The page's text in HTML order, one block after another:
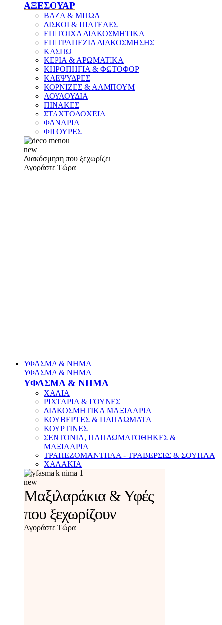
ΑΞΕΣΟΥΑΡ
ΒΑΖΑ & ΜΠΩΛ
ΔΙΣΚΟΙ & ΠΙΑΤΕΛΕΣ
ΕΠΙΤΟΙΧΑ ΔΙΑΚΟΣΜΗΤΙΚΑ
ΕΠΙΤΡΑΠΕΖΙΑ ΔΙΑΚΟΣΜΗΣΗΣ
ΚΑΣΠΩ
ΚΕΡΙΑ & ΑΡΩΜΑΤΙΚΑ
ΚΗΡΟΠΗΓΙΑ & ΦΩΤΟΦΟΡ
ΚΛΕΨΥΔΡΕΣ
ΚΟΡΝΙΖΕΣ & ΑΛΜΠΟΥΜ
ΛΟΥΛΟΥΔΙΑ
ΠΙΝΑΚΕΣ
ΣΤΑΧΤΟΔΟΧΕΙΑ
ΦΑΝΑΡΙΑ
ΦΙΓΟΥΡΕΣ
new
Διακόσμηση που ξεχωρίζει
Αγοράστε Τώρα
ΥΦΑΣΜΑ & ΝΗΜΑ
ΥΦΑΣΜΑ & ΝΗΜΑ
ΥΦΑΣΜΑ & ΝΗΜΑ
ΧΑΛΙΑ
ΡΙΧΤΑΡΙΑ & ΓΟΥΝΕΣ
ΔΙΑΚΟΣΜΗΤΙΚΑ ΜΑΞΙΛΑΡΙΑ
ΚΟΥΒΕΡΤΕΣ & ΠΑΠΛΩΜΑΤΑ
ΚΟΥΡΤΙΝΕΣ
ΣΕΝΤΟΝΙΑ, ΠΑΠΛΩΜΑΤΟΘΗΚΕΣ &
ΜΑΞΙΛΑΡΙΑ
ΤΡΑΠΕΖΟΜΑΝΤΗΛΑ - ΤΡΑΒΕΡΣΕΣ & ΣΟΥΠΛΑ
ΧΑΛΑΚΙΑ
new
Μαξιλαράκια & Υφές
που ξεχωρίζουν
Αγοράστε Τώρα